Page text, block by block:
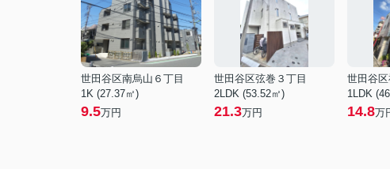
世田谷区南烏山６丁目
1K (27.37㎡)
9.5万円
世田谷区弦巻３丁目
2LDK (53.52㎡)
21.3万円
世田谷
1LDK
14.8万